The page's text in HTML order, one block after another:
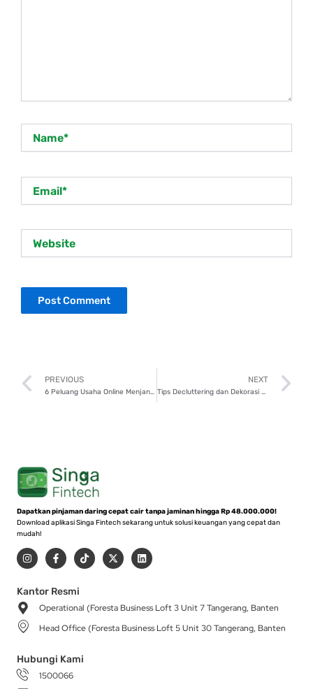
Prev
PREVIOUS
6 Peluang Usaha Online Menjanjikan di 2025 dan Tipsnya!
NEXT
Tips Decluttering dan Dekorasi Hemat di 2025
Dapatkan pinjaman daring cepat cair tanpa jaminan hingga Rp 48.000.000!
Download aplikasi Singa Fintech sekarang untuk solusi keuangan yang cepat dan
mudah!
I
n
s
a
g
r
a
m
F
a
c
b
o
-
T
i
k
X
-
t
t
r
L
i
n
i
Kantor Resmi
Operational (Foresta Business Loft 3 Unit 7 Tangerang, Banten
Head Office (Foresta Business Loft 5 Unit 30 Tangerang, Banten
Hubungi Kami
1500066